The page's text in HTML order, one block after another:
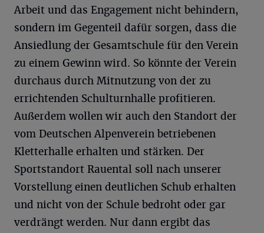
Arbeit und das Engagement nicht behindern,
sondern im Gegenteil dafür sorgen, dass die
Ansiedlung der Gesamtschule für den Verein
zu einem Gewinn wird. So könnte der Verein
durchaus durch Mitnutzung von der zu
errichtenden Schulturnhalle profitieren.
Außerdem wollen wir auch den Standort der
vom Deutschen Alpenverein betriebenen
Kletterhalle erhalten und stärken. Der
Sportstandort Rauental soll nach unserer
Vorstellung einen deutlichen Schub erhalten
und nicht von der Schule bedroht oder gar
verdrängt werden. Nur dann ergibt das